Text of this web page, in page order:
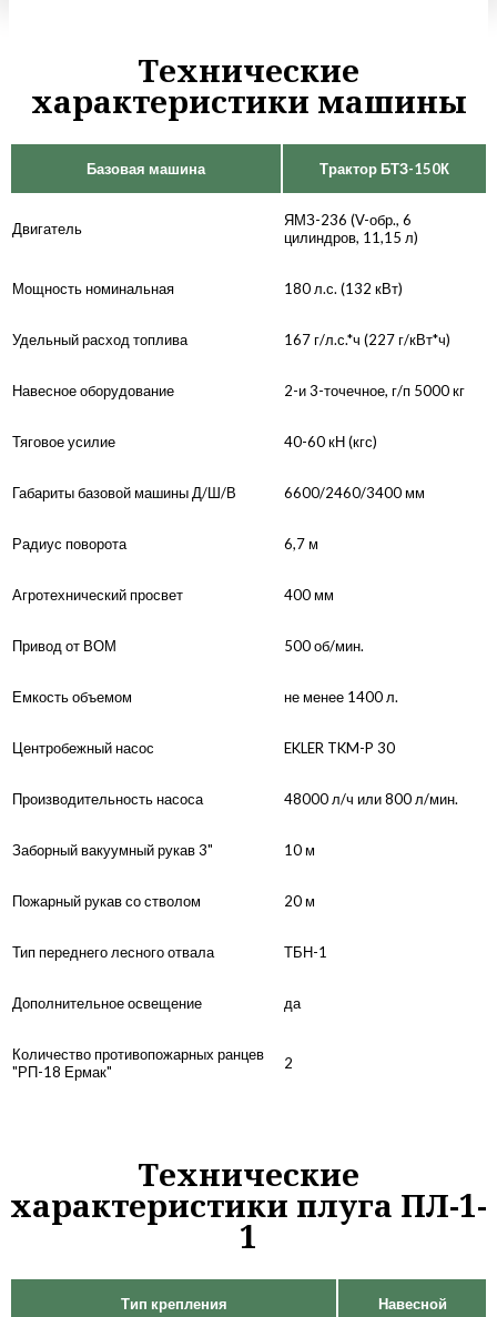
Технические
характеристики машины
Базовая машина Трактор БТЗ-150К
Двигатель
ЯМЗ-236 (V-обр., 6
цилиндров, 11,15 л)
Мощность номинальная 180 л.с. (132 кВт)
Удельный расход топлива 167 г/л.с.*ч (227 г/кВт*ч)
Навесное оборудование 2-и 3-точечное, г/п 5000 кг
Тяговое усилие 40-60 кН (кгс)
Габариты базовой машины Д/Ш/В 6600/2460/3400 мм
Радиус поворота 6,7 м
Агротехнический просвет 400 мм
Привод от ВОМ 500 об/мин.
Емкость объемом не менее 1400 л.
Центробежный насос EKLER TKM-P 30
Производительность насоса 48000 л/ч или 800 л/мин.
Заборный вакуумный рукав 3" 10 м
Пожарный рукав со стволом 20 м
Тип переднего лесного отвала ТБН-1
Дополнительное освещение да
Количество противопожарных ранцев
"РП-18 Ермак"
2
Технические
характеристики плуга ПЛ-1-
1
Тип крепления Навесной